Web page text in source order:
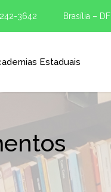
3642 Brasília – DF
Estaduais